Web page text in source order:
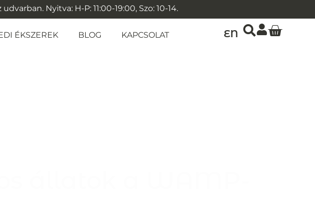
Nyitva: H-P: 11:00-19:00, Szo: 10-14.
ÉKSZEREK BLOG KAPCSOLAT EN